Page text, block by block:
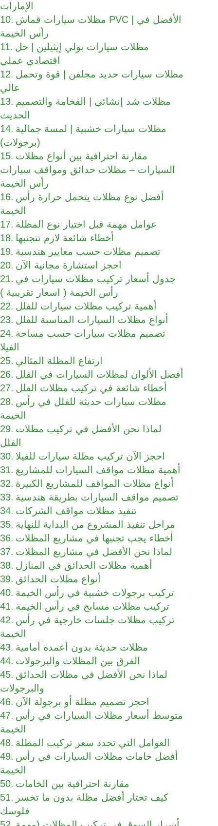
الإمارات
مظلات سيارات قماش PVC | الأفضل في
رأس الخيمة
مظلات سيارات بولي إيثيلين | حل
اقتصادي عملي
مظلات سيارات حديد مجلفن | قوة وتحمل
عالي
مظلات شد إنشائي | الفخامة والتصميم
الحديث
مظلات سيارات خشبية | لمسة جمالية
(برجولات)
مقارنة احترافية بين أنواع مظلات
السيارات – مظلات حدائق ومواقف سيارات
رأس الخيمة
أفضل نوع مظلات يتحمل حرارة رأس
الخيمة
عوامل مهمة قبل اختيار نوع المظلة
أخطاء شائعة لازم تتجنبها
تصميم مظلات حسب معايير هندسية
احجز استشارة مجانية الآن
جدول أسعار تركيب مظلات سيارات في
رأس الخيمة ( اسعار تقريبية )
أهمية تركيب مظلات سيارات للفلل
أنواع مظلات السيارات المناسبة للفلل
تصميم مظلات سيارات حسب مساحة
الفيلا
ارتفاع المظلة المثالي
أفضل الألوان لمظلات السيارات في الفلل
أخطاء شائعة في تركيب مظلات الفلل
مظلات سيارات حديثة للفلل في رأس
الخيمة
لماذا نحن الأفضل في تركيب مظلات
الفلل
احجز الآن تركيب مظلة سيارات للفيلا
أهمية مظلات مواقف السيارات للمشاريع
أنواع مظلات المواقف للمشاريع الكبيرة
تصميم مواقف السيارات بطريقة هندسية
تنفيذ مظلات مواقف الشركات
مراحل تنفيذ المشروع من البداية للنهاية
أخطاء يجب تجنبها في مشاريع المظلات
لماذا نحن الأفضل في مشاريع المظلات
أهمية مظلات الحدائق في المنازل
أنواع مظلات الحدائق
تركيب برجولات خشبية في رأس الخيمة
تركيب مظلات مسابح في رأس الخيمة
تركيب مظلات جلسات خارجية في رأس
الخيمة
مظلات حديثة بدون أعمدة أمامية
الفرق بين المظلات والبرجولات
لماذا نحن الأفضل في مظلات الحدائق
والبرجولات
احجز تصميم مظلة أو برجولة الآن
متوسط أسعار مظلات السيارات في رأس
الخيمة
العوامل التي تحدد سعر تركيب المظلة
أفضل خامات مظلات السيارات في رأس
الخيمة
مقارنة احترافية بين الخامات
كيف تختار أفضل مظلة بدون ما تخسر
فلوسك